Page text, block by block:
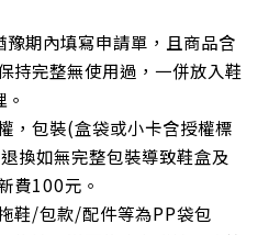
期內填寫申請單，且商品含
持完整無使用過，一併放入鞋
，包裝(盒袋或小卡含授權標
換如無完整包裝導致鞋盒及
費100元。
鞋/包款/配件等為PP袋包